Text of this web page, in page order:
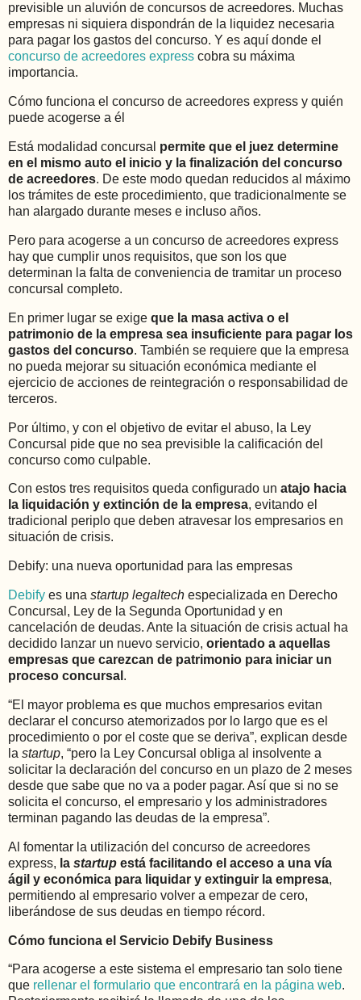
previsible un aluvión de concursos de acreedores. Muchas
empresas ni siquiera dispondrán de la liquidez necesaria
para pagar los gastos del concurso. Y es aquí donde el
concurso de acreedores express cobra su máxima
importancia.
Cómo funciona el concurso de acreedores express y quién
puede acogerse a él
Está modalidad concursal permite que el juez determine
en el mismo auto el inicio y la finalización del concurso
de acreedores. De este modo quedan reducidos al máximo
los trámites de este procedimiento, que tradicionalmente se
han alargado durante meses e incluso años.
Pero para acogerse a un concurso de acreedores express
hay que cumplir unos requisitos, que son los que
determinan la falta de conveniencia de tramitar un proceso
concursal completo.
En primer lugar se exige que la masa activa o el
patrimonio de la empresa sea insuficiente para pagar los
gastos del concurso. También se requiere que la empresa
no pueda mejorar su situación económica mediante el
ejercicio de acciones de reintegración o responsabilidad de
terceros.
Por último, y con el objetivo de evitar el abuso, la Ley
Concursal pide que no sea previsible la calificación del
concurso como culpable.
Con estos tres requisitos queda configurado un atajo hacia
la liquidación y extinción de la empresa, evitando el
tradicional periplo que deben atravesar los empresarios en
situación de crisis.
Debify: una nueva oportunidad para las empresas
Debify es una startup legaltech especializada en Derecho
Concursal, Ley de la Segunda Oportunidad y en
cancelación de deudas. Ante la situación de crisis actual ha
decidido lanzar un nuevo servicio, orientado a aquellas
empresas que carezcan de patrimonio para iniciar un
proceso concursal .
“El mayor problema es que muchos empresarios evitan
declarar el concurso atemorizados por lo largo que es el
procedimiento o por el coste que se deriva”, explican desde
la startup, “pero la Ley Concursal obliga al insolvente a
solicitar la declaración del concurso en un plazo de 2 meses
desde que sabe que no va a poder pagar. Así que si no se
solicita el concurso, el empresario y los administradores
terminan pagando las deudas de la empresa”.
Al fomentar la utilización del concurso de acreedores
express, la startup está facilitando el acceso a una vía
ágil y económica para liquidar y extinguir la empresa,
permitiendo al empresario volver a empezar de cero,
liberándose de sus deudas en tiempo récord.
Cómo funciona el Servicio Debify Business
“Para acogerse a este sistema el empresario tan solo tiene
que rellenar el formulario que encontrará en la página web.